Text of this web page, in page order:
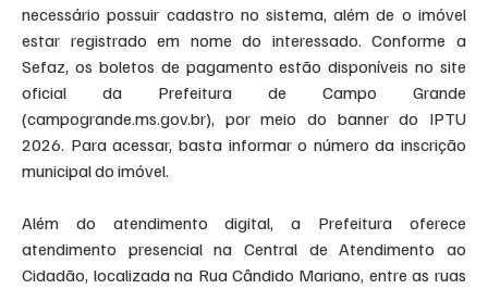
necessário possuir cadastro no sistema, além de o imóvel
estar registrado em nome do interessado. Conforme a
Sefaz, os boletos de pagamento estão disponíveis no site
oficial da Prefeitura de Campo Grande
(campogrande.ms.gov.br), por meio do banner do IPTU
2026. Para acessar, basta informar o número da inscrição
municipal do imóvel.
Além do atendimento digital, a Prefeitura oferece
atendimento presencial na Central de Atendimento ao
Cidadão, localizada na Rua Cândido Mariano, entre as ruas